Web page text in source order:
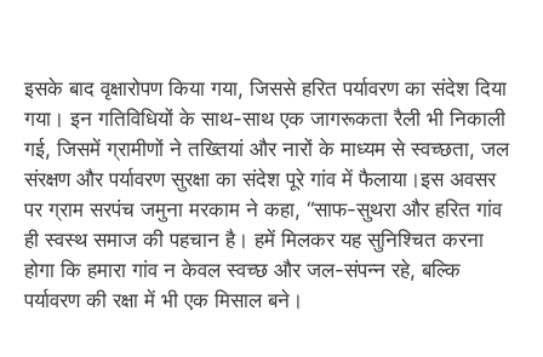
इसके बाद वृक्षारोपण किया गया, जिससे हरित पर्यावरण का संदेश दिया
गया। इन गतिविधियों के साथ-साथ एक जागरूकता रैली भी निकाली
गई, जिसमें ग्रामीणों ने तख्तियां और नारों के माध्यम से स्वच्छता, जल
संरक्षण और पर्यावरण सुरक्षा का संदेश पूरे गांव में फैलाया।इस अवसर
पर ग्राम सरपंच जमुना मरकाम ने कहा, “साफ-सुथरा और हरित गांव
ही स्वस्थ समाज की पहचान है। हमें मिलकर यह सुनिश्चित करना
होगा कि हमारा गांव न केवल स्वच्छ और जल-संपन्न रहे, बल्कि
पर्यावरण की रक्षा में भी एक मिसाल बने।